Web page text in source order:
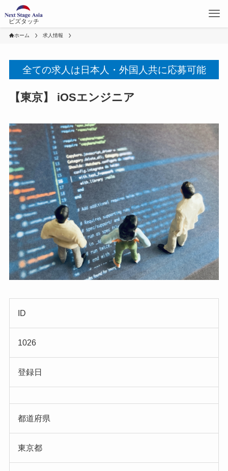
ビズタッチ
ホーム 求人情報
全ての求人は日本人・外国人共に応募可能
【東京】 iOSエンジニア
ID
1026
登録日
都道府県
東京都